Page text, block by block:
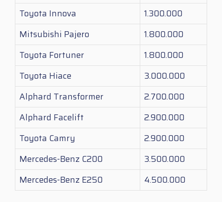
Toyota Innova
1.300.000
Mitsubishi Pajero
1.800.000
Toyota Fortuner
1.800.000
Toyota Hiace
3.000.000
Alphard Transformer
2.700.000
Alphard Facelift
2.900.000
Toyota Camry
2.900.000
Mercedes-Benz C200
3.500.000
Mercedes-Benz E250
4.500.000